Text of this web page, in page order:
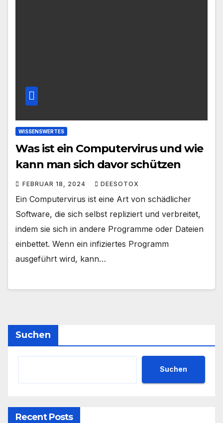
WISSENSWERTES
Was ist ein Computervirus und wie
kann man sich davor schützen
FEBRUAR 18, 2024 DEESOTOX
Ein Computervirus ist eine Art von schädlicher
Software, die sich selbst repliziert und verbreitet,
indem sie sich in andere Programme oder Dateien
einbettet. Wenn ein infiziertes Programm
ausgeführt wird, kann…
Suchen
Suchen
Recent Posts